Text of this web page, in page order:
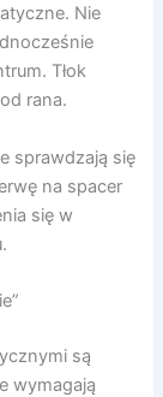
Nie
Tłok
rana.
sprawdzają się
na spacer
się w
są
wymagają